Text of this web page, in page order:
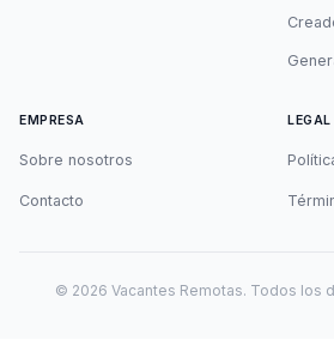
EMPRESA
Sobre nosotros
Contacto
LEGAL
© 2026 Vacantes Remotas. Todos los